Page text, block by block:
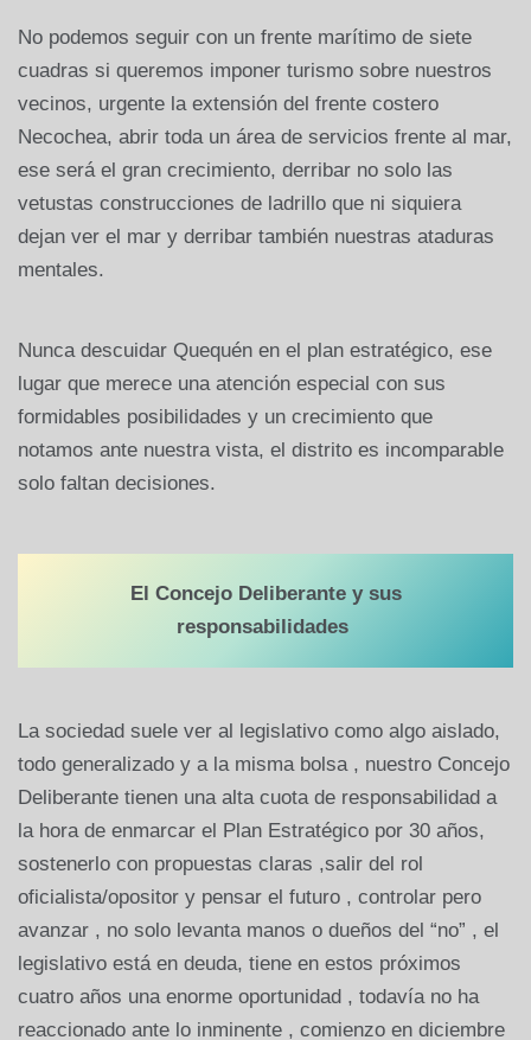
No podemos seguir con un frente marítimo de siete
cuadras si queremos imponer turismo sobre nuestros
vecinos, urgente la extensión del frente costero
Necochea, abrir toda un área de servicios frente al mar,
ese será el gran crecimiento, derribar no solo las
vetustas construcciones de ladrillo que ni siquiera
dejan ver el mar y derribar también nuestras ataduras
mentales.
Nunca descuidar Quequén en el plan estratégico, ese
lugar que merece una atención especial con sus
formidables posibilidades y un crecimiento que
notamos ante nuestra vista, el distrito es incomparable
solo faltan decisiones.
El Concejo Deliberante y sus
responsabilidades
La sociedad suele ver al legislativo como algo aislado,
todo generalizado y a la misma bolsa , nuestro Concejo
Deliberante tienen una alta cuota de responsabilidad a
la hora de enmarcar el Plan Estratégico por 30 años,
sostenerlo con propuestas claras ,salir del rol
oficialista/opositor y pensar el futuro , controlar pero
avanzar , no solo levanta manos o dueños del “no” , el
legislativo está en deuda, tiene en estos próximos
cuatro años una enorme oportunidad , todavía no ha
reaccionado ante lo inminente , comienzo en diciembre